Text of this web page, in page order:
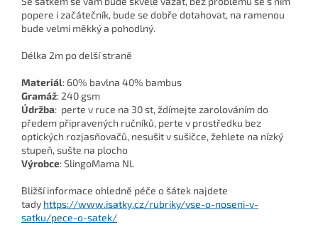
popere i začátečník, bude se dobře dotahovat, na ramenou
bude velmi měkký a pohodlný.
Délka 2m po delší straně
Materiál: 60% bavlna 40% bambus
Gramáž: 240 gsm
Údržba: perte v ruce na 30 st, ždímejte zarolováním do
předem připravených ručníků, perte v prostředku bez
optických rozjasňovačů, nesušit v sušičce, žehlete na nízký
stupeň, sušte na plocho
Výrobce: SlingoMama NL
Bližší informace ohledně péče o šátek najdete
tady https://www.isatky.cz/rubriky/vse-o-noseni-v-
satku/pece-o-satek/